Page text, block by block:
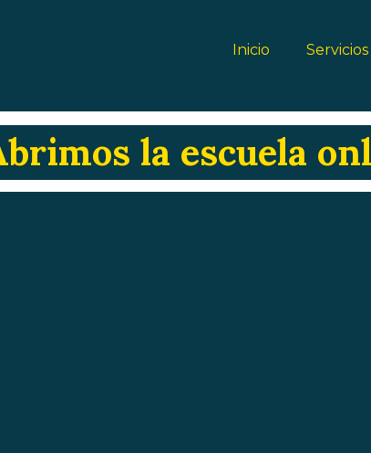
Inicio Servicios
la escuela